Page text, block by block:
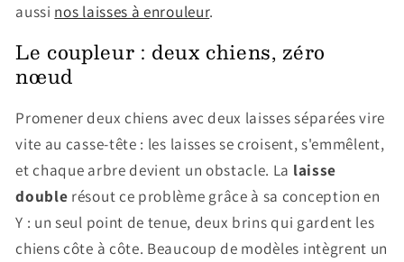
aussi nos laisses à enrouleur.
Le coupleur : deux chiens, zéro
nœud
Promener deux chiens avec deux laisses séparées vire
vite au casse-tête : les laisses se croisent, s'emmêlent,
et chaque arbre devient un obstacle. La laisse
double résout ce problème grâce à sa conception en
Y : un seul point de tenue, deux brins qui gardent les
chiens côte à côte. Beaucoup de modèles intègrent un